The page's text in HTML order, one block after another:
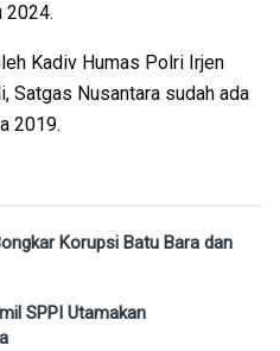
2024.
Kadiv Humas Polri Irjen
Satgas Nusantara sudah ada
2019.
Korupsi Batu Bara dan
SPPI Utamakan